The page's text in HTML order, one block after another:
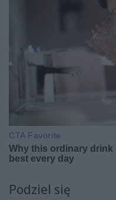
Podziel się